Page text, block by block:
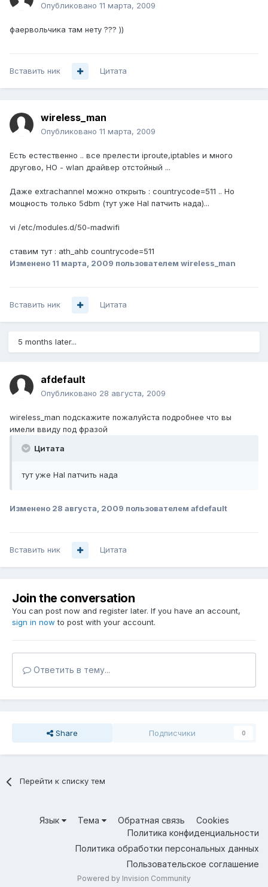
Опубликовано 11 марта, 2009
фаервольчика там нету ??? ))
Вставить ник Цитата
wireless_man
Опубликовано 11 марта, 2009
Есть естественно .. все прелести iproute,iptables и много
другово, НО - wlan драйвер отстойный ...
Даже extrachannel можно открыть : countrycode=511 .. Но
мощность только 5dbm (тут уже Hal патчить нада)...
vi /etc/modules.d/50-madwifi
ставим тут : ath_ahb countrycode=511
Изменено 11 марта, 2009 пользователем wireless_man
Вставить ник Цитата
5 months later...
afdefault
Опубликовано 28 августа, 2009
wireless_man подскажите пожалуйста подробнее что вы
имели ввиду под фразой
Цитата
тут уже Hal патчить нада
Изменено 28 августа, 2009 пользователем afdefault
Вставить ник Цитата
Join the conversation
You can post now and register later. If you have an account,
sign in now to post with your account.
Ответить в тему...
Share Подписчики 0
Перейти к списку тем
Язык Тема Обратная связь
Cookies
Политика конфиденциальности
Политика обработки персональных данных
Пользовательское соглашение
Powered by Invision Community